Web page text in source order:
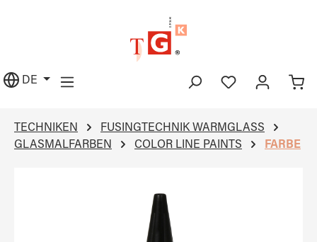
DE
TECHNIKEN
FUSINGTECHNIK WARMGLASS
GLASMALFARBEN
COLOR LINE PAINTS FARBE